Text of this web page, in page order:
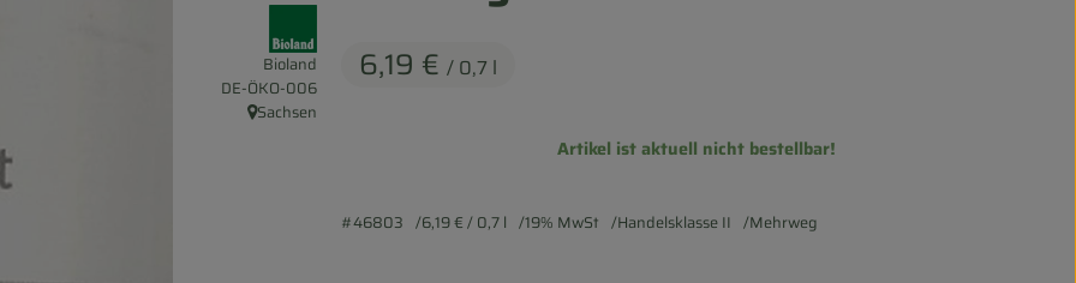
6,19 € / 0,7 l
Bioland
, Kontrollstelle:
DE-ÖKO-006
, Herkunft:
Sachsen
Artikel ist aktuell nicht bestellbar!
#46803 6,19 €/ 0,7 l 19% MwSt Handelsklasse II Mehrweg